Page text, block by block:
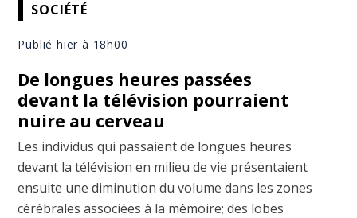
SOCIÉTÉ
Publié hier à 18h00
De longues heures passées
devant la télévision pourraient
nuire au cerveau
Les individus qui passaient de longues heures
devant la télévision en milieu de vie présentaient
ensuite une diminution du volume dans les zones
cérébrales associées à la mémoire; des lobes